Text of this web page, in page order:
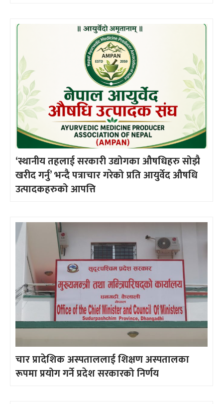
‘स्थानीय तहलाई सरकारी उद्योगका औषधिहरु सोझै
खरीद गर्नु’ भन्दै पत्राचार गरेको प्रति आयुर्वेद औषधि
उत्पादकहरुको आपत्ति
चार प्रादेशिक अस्पताललाई शिक्षण अस्पतालका
रूपमा प्रयोग गर्ने प्रदेश सरकारको निर्णय